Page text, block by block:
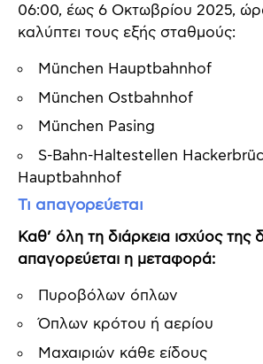
06:00, έως 6 Οκτωβρίου 2025,
καλύπτει τους εξής σταθμούς:
München Hauptbahnhof
München Ostbahnhof
München Pasing
S-Bahn-Haltestellen
Hauptbahnhof
Τι απαγορεύεται
Καθ’ όλη τη διάρκεια ισχύος της
απαγορεύεται η μεταφορά:
Πυροβόλων όπλων
Όπλων κρότου ή αερίου
Μαχαιριών κάθε είδους